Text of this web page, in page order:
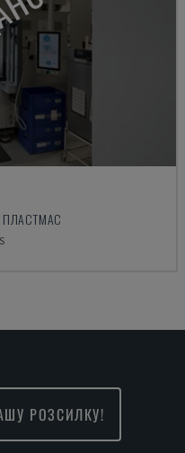
ПЛАСТМАС
РОЗСИЛКУ!